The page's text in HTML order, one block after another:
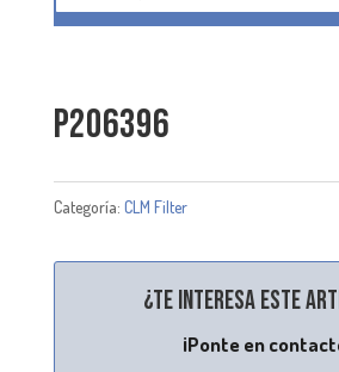
P206396
Categoría: CLM Filter
¿Te interesa este
¡Ponte en